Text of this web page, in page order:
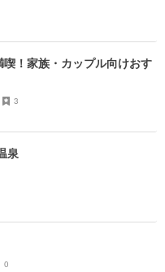
！家族・カップル向けおす
3
泉
0